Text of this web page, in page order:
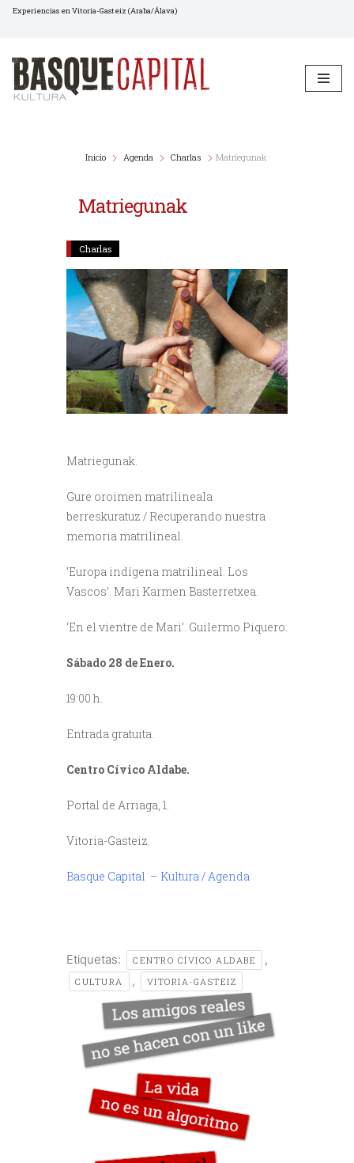
al
contenido
Experiencias en Vitoria-Gasteiz (Araba/Álava)
Inicio Agenda Charlas Matriegunak
Matriegunak
Charlas
Matriegunak.
Gure oroimen matrilineala
berreskuratuz / Recuperando nuestra
memoria matrilineal.
‘Europa indígena matrilineal. Los
Vascos’. Mari Karmen Basterretxea.
‘En el vientre de Mari’. Guilermo Piquero.
Sábado 28 de Enero.
19:00 h.
Entrada gratuita.
Centro Cívico Aldabe.
Portal de Arriaga, 1.
Vitoria-Gasteiz.
Basque Capital – Kultura / Agenda
Etiquetas: CENTRO CÍVICO ALDABE ,
CULTURA , VITORIA-GASTEIZ